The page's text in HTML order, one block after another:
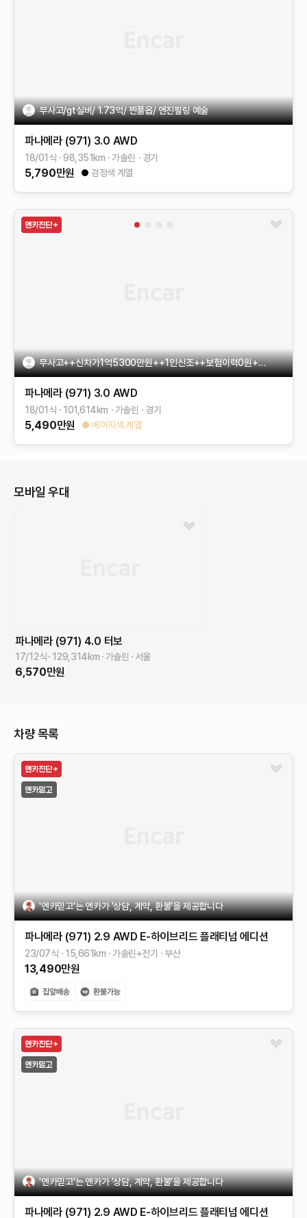
무사고/gt실버/ 1.73억/ 찐풀옵/ 엔진필링 예술
파나메라 (971) 3.0 AWD
18/01식 98,351 km 가솔린 경기
5,790만원 검정색 계열
무사고++신차가1억5300만원++1인신조++보험이력0원++키2개
파나메라 (971) 3.0 AWD
18/01식 101,614km 가솔린 경기
5,490만원 베이지색 계열
모바일 우대
파나메라 (971) 4.0 터보
17/12식 129,314km 가솔린 서울
6,570만원
차량 목록
'엔카믿고'는 엔카가 '상담, 계약, 환불'을 제공합니다
파나메라 (971) 2.9 AWD E-하이브리드 플래티넘 에디션
23/07식 15,661 km 가솔린+전기 부산
13,490만원
'엔카믿고'는 엔카가 '상담, 계약, 환불'을 제공합니다
파나메라 (971) 2.9 AWD E-하이브리드 플래티넘 에디션